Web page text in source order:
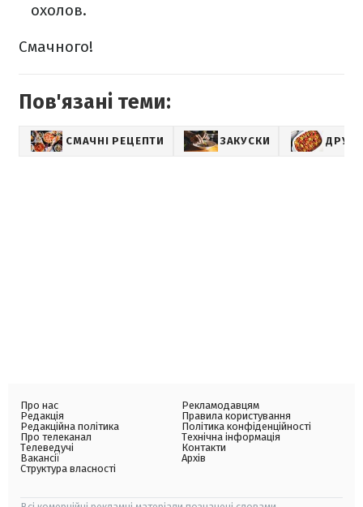
охолов.
Смачного!
Пов'язані теми:
СМАЧНІ РЕЦЕПТИ ЗАКУСКИ
Про нас
Редакція
Редакційна політика
Про телеканал
Телеведучі
Вакансії
Структура власності
Рекламодавцям
Правила користування
Політика конфіденційності
Технічна інформація
Контакти
Архів